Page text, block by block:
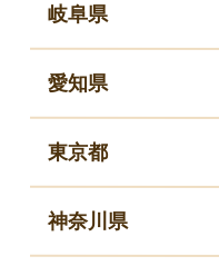
岐阜県
愛知県
東京都
神奈川県